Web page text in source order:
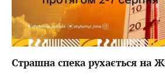
Страшна спека рухається на